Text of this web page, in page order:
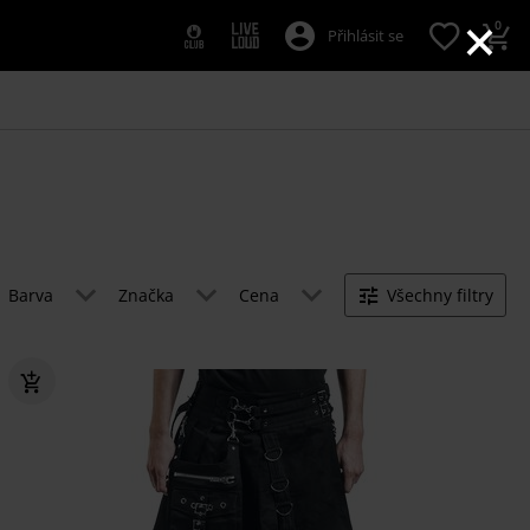
×
Přihlásit se 0
Barva Značka Cena Všechny filtry